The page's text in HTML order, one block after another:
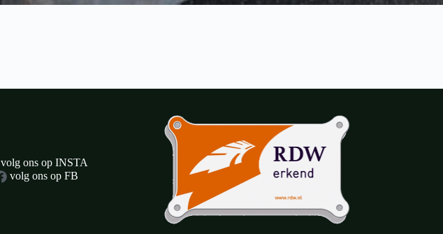
volg ons op INSTA
volg ons op FB